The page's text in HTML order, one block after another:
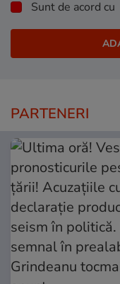
Sunt de acord cu
PARTENERI